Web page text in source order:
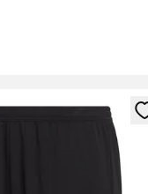
til at logge ind eller